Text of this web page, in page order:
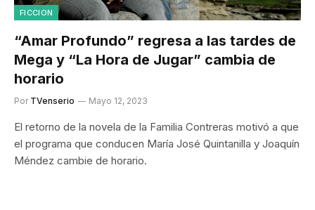
FICCION
“Amar Profundo” regresa a las tardes de
Mega y “La Hora de Jugar” cambia de
horario
Por TVenserio Mayo 12, 2023
El retorno de la novela de la Familia Contreras motivó a que
el programa que conducen María José Quintanilla y Joaquín
Méndez cambie de horario.